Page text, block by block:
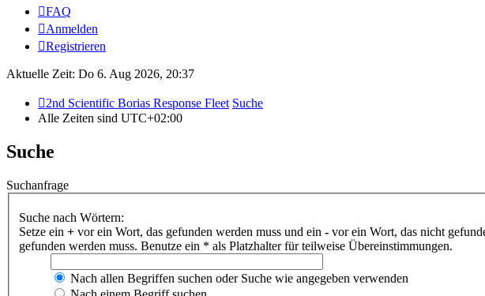
FAQ
Anmelden
Registrieren
Aktuelle Zeit: Do 6. Aug 2026, 20:37
2nd Scientific Borias Response Fleet Suche
Alle Zeiten sind UTC+02:00
Suche
Suchanfrage
Suche nach Wörtern:
Setze ein + vor ein Wort, das gefunden werden muss und ein - vor ein Wort, das nicht
gefunden werden muss. Benutze ein * als Platzhalter für teilweise Übereinstimmungen.
Nach allen Begriffen suchen oder Suche wie angegeben verwenden